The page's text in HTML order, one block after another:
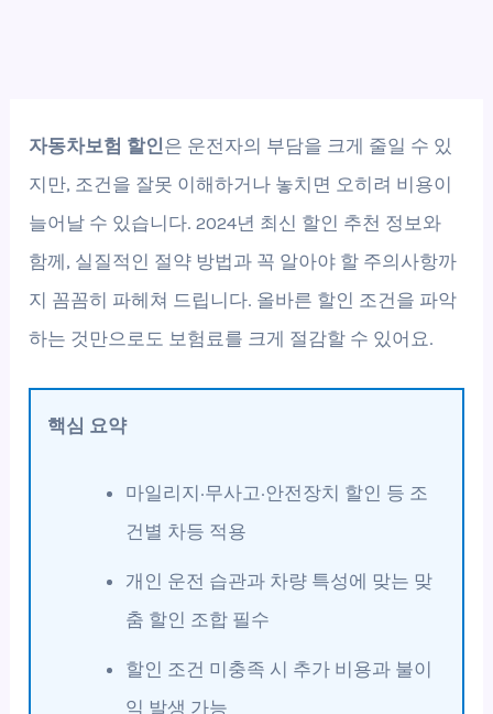
자동차보험 할인은 운전자의 부담을 크게 줄일 수 있
지만, 조건을 잘못 이해하거나 놓치면 오히려 비용이
늘어날 수 있습니다. 2024년 최신 할인 추천 정보와
함께, 실질적인 절약 방법과 꼭 알아야 할 주의사항까
지 꼼꼼히 파헤쳐 드립니다. 올바른 할인 조건을 파악
하는 것만으로도 보험료를 크게 절감할 수 있어요.
핵심 요약
마일리지·무사고·안전장치 할인 등 조
건별 차등 적용
개인 운전 습관과 차량 특성에 맞는 맞
춤 할인 조합 필수
할인 조건 미충족 시 추가 비용과 불이
익 발생 가능